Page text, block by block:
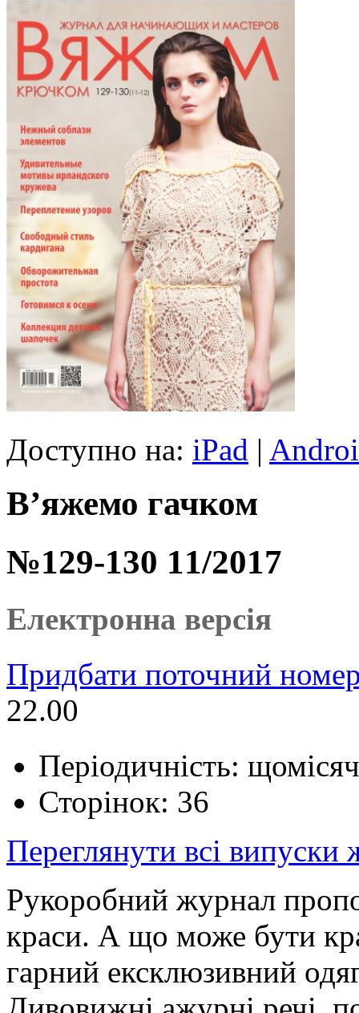
Доступно на: iPad |
В’яжемо гачком
№129-130 11/2017
Електронна версія
Придбати поточний
22.00
Періодичність:
Сторінок: 36
Переглянути всі випуски
Рукоробний журнал
краси. А що може бути
гарний ексклюзивний